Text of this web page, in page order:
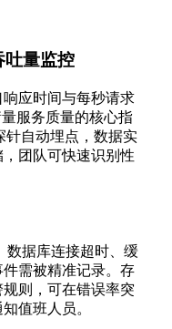
吐量监控
应时间与每秒请求
服务质量的核心指
针自动埋点，数据实
团队可快速识别性
数据库连接超时、缓
需被精准记录。存
则，可在错误率突
值班人员。